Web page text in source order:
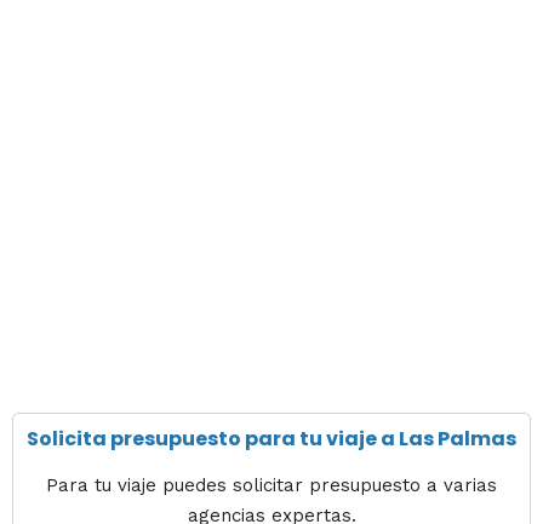
Solicita presupuesto para tu viaje a Las Palmas
Para tu viaje puedes solicitar presupuesto a varias
agencias expertas.